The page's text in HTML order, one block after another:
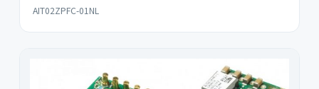
AIT02ZPFC-01NL